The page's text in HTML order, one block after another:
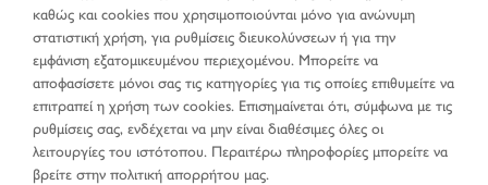
Toggle
navigation
MENU
Όχημα
καθώς και cookies που χρησιμοποιούνται μόνο για ανώνυμη
στατιστική χρήση, για ρυθμίσεις διευκολύνσεων ή για την
εμφάνιση εξατομικευμένου περιεχομένου. Μπορείτε να
αποφασίσετε μόνοι σας τις κατηγορίες για τις οποίες επιθυμείτε να
επιτραπεί η χρήση των cookies. Επισημαίνεται ότι, σύμφωνα με τις
ρυθμίσεις σας, ενδέχεται να μην είναι διαθέσιμες όλες οι
λειτουργίες του ιστότοπου. Περαιτέρω πληροφορίες μπορείτε να
βρείτε στην πολιτική απορρήτου μας.